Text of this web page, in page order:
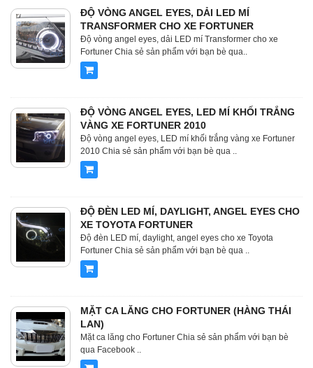
ĐỘ VÒNG ANGEL EYES, DẢI LED MÍ
TRANSFORMER CHO XE FORTUNER
Độ vòng angel eyes, dải LED mí Transformer cho xe
Fortuner Chia sẻ sản phẩm với bạn bè qua..
ĐỘ VÒNG ANGEL EYES, LED MÍ KHỐI TRẮNG
VÀNG XE FORTUNER 2010
Độ vòng angel eyes, LED mí khối trắng vàng xe Fortuner
2010 Chia sẻ sản phẩm với bạn bè qua ..
ĐỘ ĐÈN LED MÍ, DAYLIGHT, ANGEL EYES CHO
XE TOYOTA FORTUNER
Độ đèn LED mí, daylight, angel eyes cho xe Toyota
Fortuner Chia sẻ sản phẩm với bạn bè qua ..
MẶT CA LĂNG CHO FORTUNER (HÀNG THÁI
LAN)
Mặt ca lăng cho Fortuner Chia sẻ sản phẩm với bạn bè
qua Facebook ..